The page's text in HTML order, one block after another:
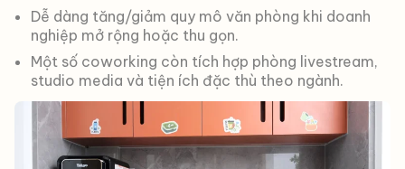
Dễ dàng tăng/giảm quy mô văn phòng khi doanh
nghiệp mở rộng hoặc thu gọn.
Một số coworking còn tích hợp phòng livestream,
studio media và tiện ích đặc thù theo ngành.